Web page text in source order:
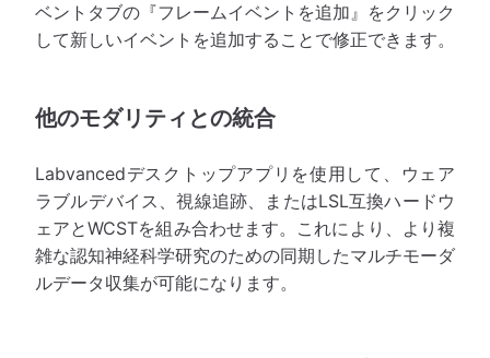
ベントタブの『フレームイベントを追加』をクリック
して新しいイベントを追加することで修正できます。
他のモダリティとの統合
Labvancedデスクトップアプリを使用して、ウェア
ラブルデバイス、視線追跡、またはLSL互換ハードウ
ェアとWCSTを組み合わせます。これにより、より複
雑な認知神経科学研究のための同期したマルチモーダ
ルデータ収集が可能になります。